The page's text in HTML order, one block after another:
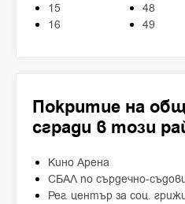
15
16
48
49
Покритие на
сгради в този
Кино Арена
СБАЛ по сърдечно-
Рег. център за соц.